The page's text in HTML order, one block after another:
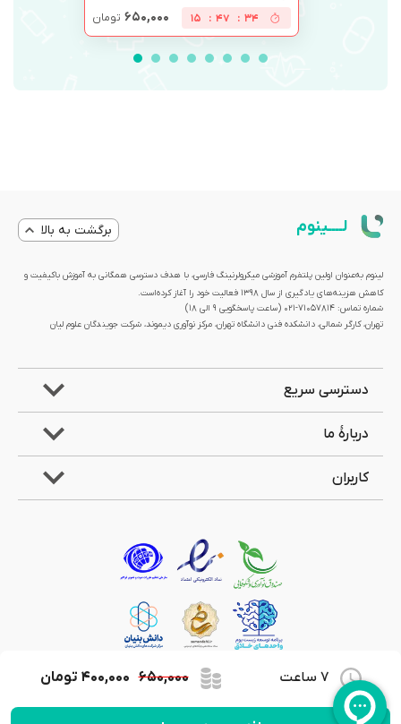
7 ساعت ۶۵۰,۰۰۰ ۴۰۰,۰۰۰ تومان
34
:
47
:
15 ۶۵۰,۰۰۰ تومان
لــــینوم برگشت به بالا
لینوم به‌عنوان اولین پلتفرم آموزشی میکرولرنینگ فارسی، با هدف دسترسی همگانی به آموزش باکیفیت و
کاهش هزینه‌های یادگیری از سال 1398 فعالیت خود را آغاز کرده‌است.
شماره تماس: 71057814-021 (ساعت پاسخگویی ۹ الی ۱۸)
تهران، کارگر شمالی، دانشکده فنی دانشگاه تهران، مرکز نوآوری دیموند، شرکت جویندگان علوم لیان
دسترسی سریع
دربارۀ ما
کاربران
کلیۀ حقوق مادی و معنوی این وب‌سایت متعلق به شرکت جویندگان علوم لیان می‌باشد.